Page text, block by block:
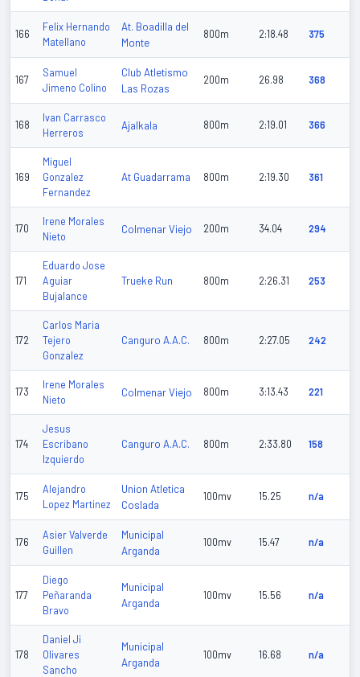
166
Felix Hernando
Matellano
At. Boadilla del
Monte
800m 2:18.48 375
167
Samuel
Jimeno Colino
Club Atletismo
Las Rozas
200m 26.98 368
168
Ivan Carrasco
Herreros
Ajalkala 800m 2:19.01 366
169
Miguel
Gonzalez
Fernandez
At Guadarrama 800m 2:19.30 361
170
Irene Morales
Nieto
Colmenar Viejo 200m 34.04 294
171
Eduardo Jose
Aguiar
Bujalance
Trueke Run 800m 2:26.31 253
172
Carlos Maria
Tejero
Gonzalez
Canguro A.A.C. 800m 2:27.05 242
173
Irene Morales
Nieto
Colmenar Viejo 800m 3:13.43 221
174
Jesus
Escribano
Izquierdo
Canguro A.A.C. 800m 2:33.80 158
175
Alejandro
Lopez Martinez
Union Atletica
Coslada
100mv 15.25 n/a
176
Asier Valverde
Guillen
Municipal
Arganda
100mv 15.47 n/a
177
Diego
Peñaranda
Bravo
Municipal
Arganda
100mv 15.56 n/a
178
Daniel Ji
Olivares
Sancho
Municipal
Arganda
100mv 16.68 n/a